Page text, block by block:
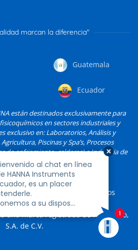
marcan la diferencia"
Guatemala
Ecuador
están destinados exclusivamente para
en sectores industriales y
exclusivo en: Laboratorios, Análisis y
Piscinas y Spa’s, Procesos
de enfriamiento, calderas) e Industria de
entre otros.
de C.V. y sus filiales. Todos los
reservados.
una marca registrada de Hannapro,
S.A. de C.V.